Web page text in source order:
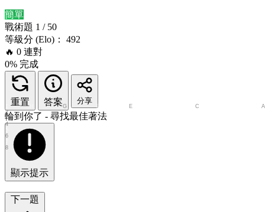
簡單
戰術題 1 / 50
等級分 (Elo)： 492
🔥 0 連對
0% 完成
重置 答案 分享
2
3
4
6
8
A
C
E
F
G
H
輪到你了 - 尋找最佳著法
顯示提示
下一題